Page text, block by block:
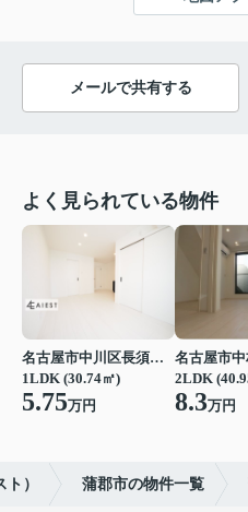
メールで共有する
よく見られている物件
名古屋市中川区長須賀３丁目
1LDK (30.74㎡)
5.75万円
2LDK
8.3万円
） 蒲郡市の物件一覧